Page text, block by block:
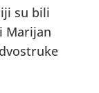
su bili
Marijan